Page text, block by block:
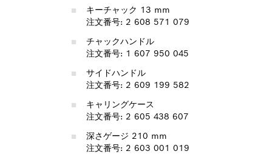
キーチャック 13 mm
注文番号: 2 608 571 079
チャックハンドル
注文番号: 1 607 950 045
サイドハンドル
注文番号: 2 609 199 582
キャリングケース
注文番号: 2 605 438 607
深さゲージ 210 mm
注文番号: 2 603 001 019